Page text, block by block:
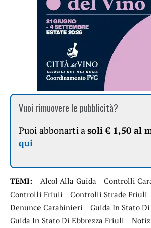
Vuoi rimuovere le pubblicità?
Puoi abbonarti asoli € 1,50 al
qui
TEMI: Alcol Alla Guida
Controlli
Controlli Friuli
Controlli Strade Friuli
Denunce Carabinieri
Guida In Stato Di
Guida In Stato Di Ebbrezza Friuli